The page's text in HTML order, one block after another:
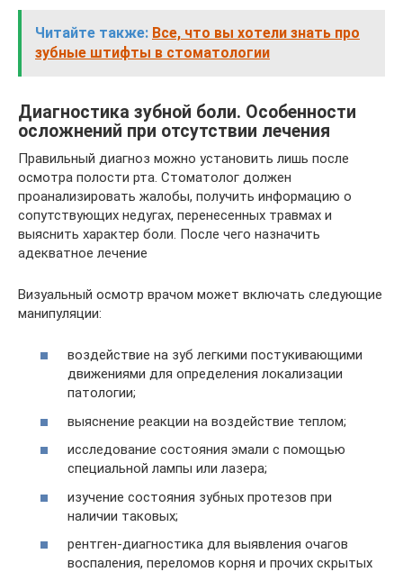
Читайте также: Все, что вы хотели знать про
зубные штифты в стоматологии
Диагностика зубной боли. Особенности
осложнений при отсутствии лечения
Правильный диагноз можно установить лишь после
осмотра полости рта. Стоматолог должен
проанализировать жалобы, получить информацию о
сопутствующих недугах, перенесенных травмах и
выяснить характер боли. После чего назначить
адекватное лечение
Визуальный осмотр врачом может включать следующие
манипуляции:
воздействие на зуб легкими постукивающими
движениями для определения локализации
патологии;
выяснение реакции на воздействие теплом;
исследование состояния эмали с помощью
специальной лампы или лазера;
изучение состояния зубных протезов при
наличии таковых;
рентген-диагностика для выявления очагов
воспаления, переломов корня и прочих скрытых